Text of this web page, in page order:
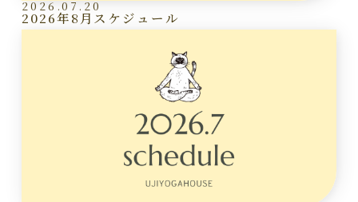
2026.07.20
2026年8月スケジュール